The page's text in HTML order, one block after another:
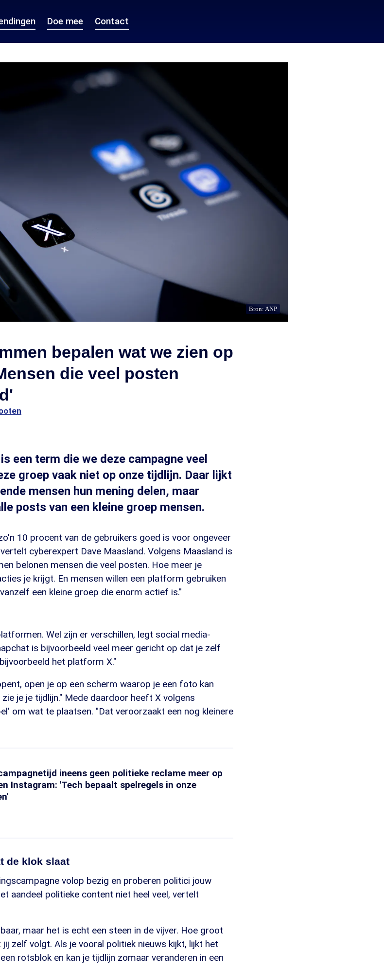
Doe mee Contact
Bron: ANP
bepalen wat we zien op
die veel posten
een term die we deze campagne veel
groep vaak niet op onze tijdlijn. Daar lijkt
mensen hun mening delen, maar
posts van een kleine groep mensen.
10 procent van de gebruikers goed is voor ongeveer
cyberexpert Dave Maasland. Volgens Maasland is
belonen mensen die veel posten. Hoe meer je
je krijgt. En mensen willen een platform gebruiken
een kleine groep die enorm actief is."
Wel zijn er verschillen, legt social media-
is bijvoorbeeld veel meer gericht op dat je zelf
het platform X."
open je op een scherm waarop je een foto kan
je je tijdlijn." Mede daardoor heeft X volgens
om wat te plaatsen. "Dat veroorzaakt een nog kleinere
ineens geen politieke reclame meer op
Instagram: 'Tech bepaalt spelregels in onze
de klok slaat
volop bezig en proberen politici jouw
aandeel politieke content niet heel veel, vertelt
maar het is echt een steen in de vijver. Hoe groot
zelf volgt. Als je vooral politiek nieuws kijkt, lijkt het
rotsblok en kan je tijdlijn zomaar veranderen in een